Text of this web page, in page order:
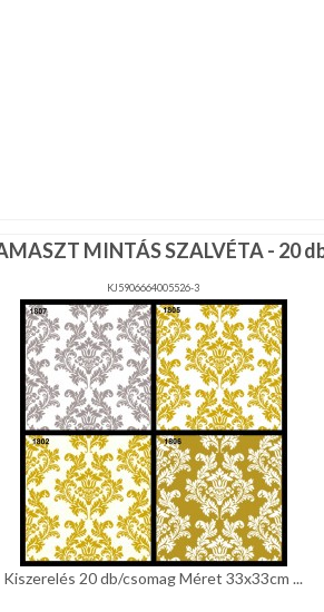
MINTÁS SZALVÉTA - 20
KJ5906664005526-3
Kiszerelés 20 db/csomag Méret 33x33cm ...